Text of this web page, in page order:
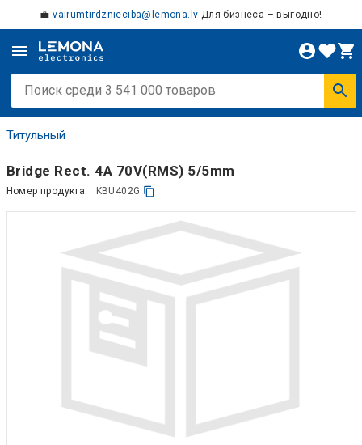
💼vairumtirdznieciba@lemona.lv Для бизнеса – выгодно!
Титульный
Bridge Rect. 4A 70V(RMS) 5/5mm
Номер продукта: KBU402G